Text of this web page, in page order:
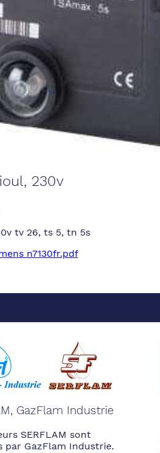
230v
tv 26, ts 5, tn 5s
n7130fr.pdf
GazFlam Industrie
SERFLAM sont
par GazFlam Industrie.